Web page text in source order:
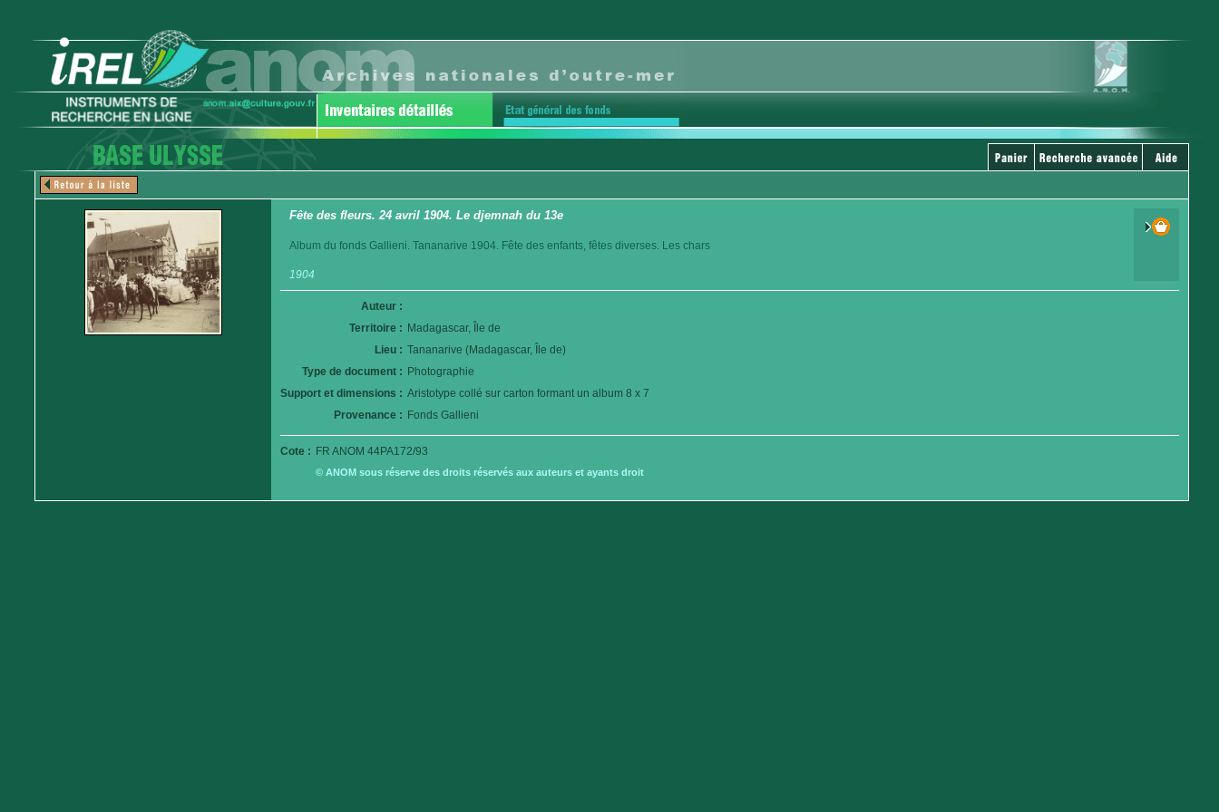
Fête des fleurs. 24 avril 1904. Le djemnah du 13e
Album du fonds Gallieni. Tananarive 1904. Fête des enfants, fêtes diverses. Les chars
1904
Auteur :
Territoire : Madagascar, Île de
Lieu : Tananarive (Madagascar, Île de)
Type de document : Photographie
Support et dimensions : Aristotype collé sur carton formant un album 8 x 7
Provenance : Fonds Gallieni
Cote : FR ANOM 44PA172/93
© ANOM sous réserve des droits réservés aux auteurs et ayants droit